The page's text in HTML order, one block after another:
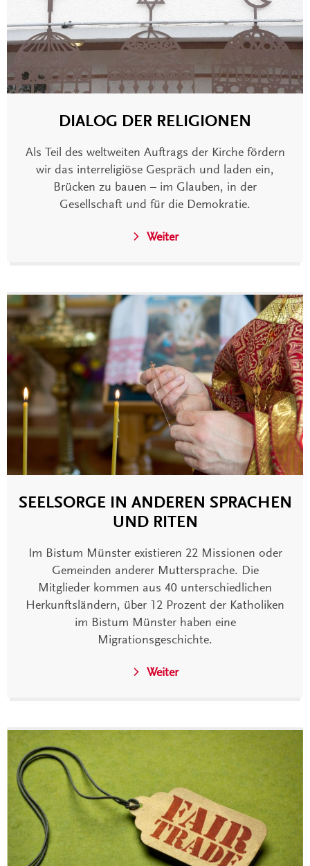
DIALOG DER RELIGIONEN
Als Teil des weltweiten Auftrags der Kirche fördern
wir das interreligiöse Gespräch und laden ein,
Brücken zu bauen – im Glauben, in der
Gesellschaft und für die Demokratie.
Weiter
SEELSORGE IN ANDEREN SPRACHEN
UND RITEN
Im Bistum Münster existieren 22 Missionen oder
Gemeinden anderer Muttersprache. Die
Mitglieder kommen aus 40 unterschiedlichen
Herkunftsländern, über 12 Prozent der Katholiken
im Bistum Münster haben eine
Migrationsgeschichte.
Weiter